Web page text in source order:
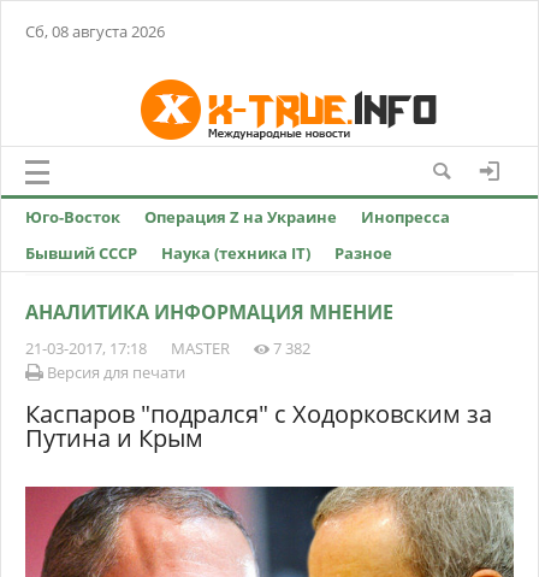
Сб, 08 августа 2026
Юго-Восток Операция Z на Украине
Инопресса
Бывший СССР
Наука (техника IT) Разное
АНАЛИТИКА ИНФОРМАЦИЯ МНЕНИЕ
21-03-2017, 17:18 MASTER
7 382
Версия для печати
Каспаров "подрался" с Ходорковским за
Путина и Крым